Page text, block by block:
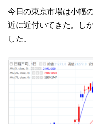
今日の東京市場は小幅
近に近付いてきた。し
した。